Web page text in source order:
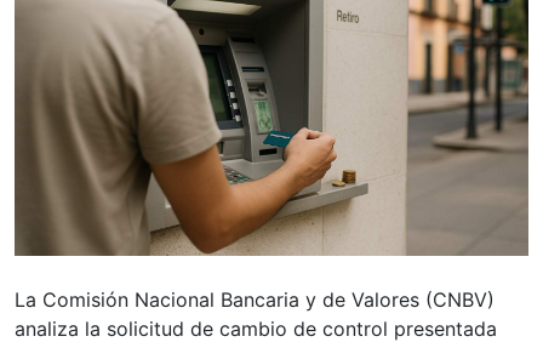
La Comisión Nacional Bancaria y de Valores (CNBV)
analiza la solicitud de cambio de control presentada